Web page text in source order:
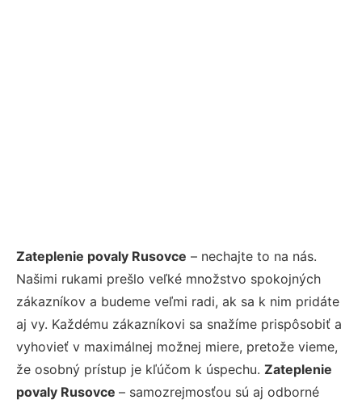
Zateplenie povaly Rusovce – nechajte to na nás.
Našimi rukami prešlo veľké množstvo spokojných
zákazníkov a budeme veľmi radi, ak sa k nim pridáte
aj vy. Každému zákazníkovi sa snažíme prispôsobiť a
vyhovieť v maximálnej možnej miere, pretože vieme,
že osobný prístup je kľúčom k úspechu. Zateplenie
povaly Rusovce – samozrejmosťou sú aj odborné